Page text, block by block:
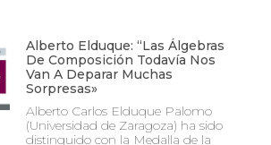
Alberto Elduque: “Las Álgebras
De Composición Todavía Nos
Van A Deparar Muchas
Sorpresas»
Alberto Carlos Elduque Palomo
(Universidad de Zaragoza) ha sido
distinguido con la Medalla de la